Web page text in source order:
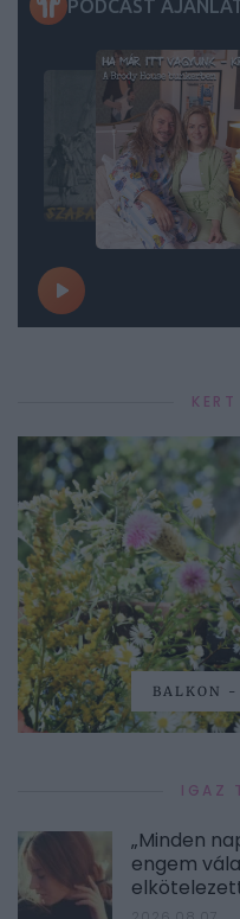
BALKON
IGAZ
„Minden
engem